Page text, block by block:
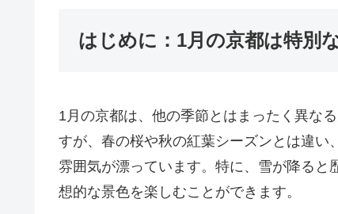
はじめに：1月の京都は特別
1月の京都は、他の季節とはまったく異な
すが、春の桜や秋の紅葉シーズンとは違い
雰囲気が漂っています。特に、雪が降る
想的な景色を楽しむことができます。